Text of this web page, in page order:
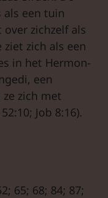
als een tuin
over zichzelf als
zich als een
in het Hermon-
een
zich met
Job 8:16).
65; 68; 84; 87;